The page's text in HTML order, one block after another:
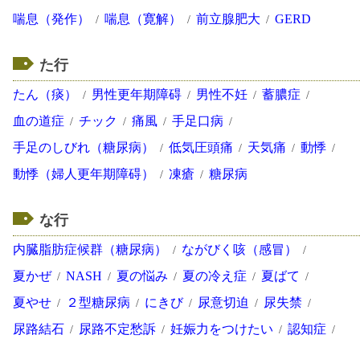
喘息（発作）
喘息（寛解） 前立腺肥大 GERD
た行
たん（痰） 男性更年期障碍 男性不妊
蓄膿症
血の道症
チック 痛風
手足口病
手足のしびれ（糖尿病）
低気圧頭痛 天気痛
動悸
動悸（婦人更年期障碍）
凍瘡 糖尿病
な行
内臓脂肪症候群（糖尿病）
ながびく咳（感冒）
夏かぜ
NASH 夏の悩み 夏の冷え症
夏ばて
夏やせ
２型糖尿病 にきび 尿意切迫
尿失禁
尿路結石
尿路不定愁訴 妊娠力をつけたい
認知症